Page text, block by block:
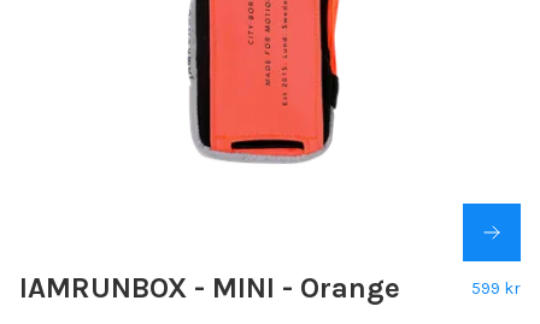
IAMRUNBOX - MINI - Orange 599 kr